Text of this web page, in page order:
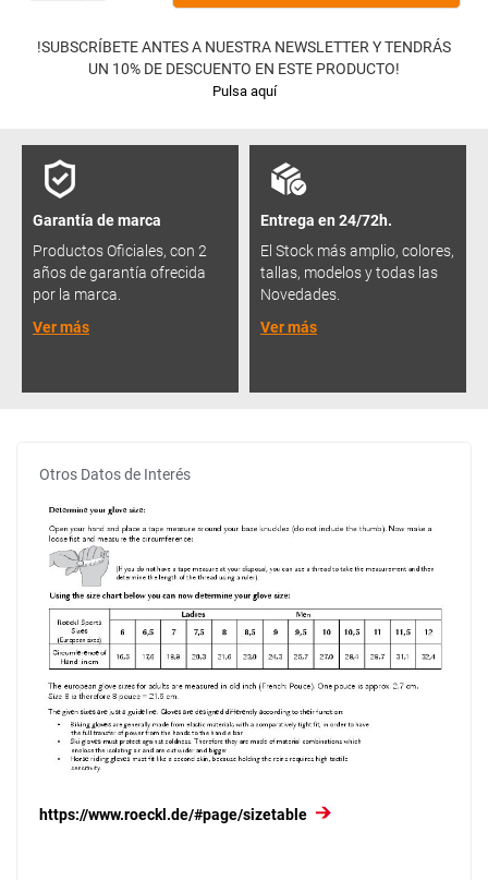
!SUBSCRÍBETE ANTES A NUESTRA NEWSLETTER Y TENDRÁS
UN 10% DE DESCUENTO EN ESTE PRODUCTO!
Pulsa aquí
Garantía de marca
Productos Oficiales, con 2
años de garantía ofrecida
por la marca.
Ver más
Entrega en 24/72h.
El Stock más amplio, colores,
tallas, modelos y todas las
Novedades.
Ver más
Otros Datos de Interés
https://www.roeckl.de/#page/sizetable